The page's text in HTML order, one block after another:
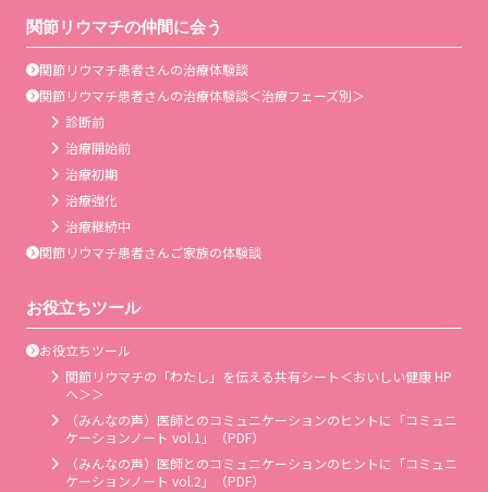
関節リウマチの仲間に会う
関節リウマチ患者さんの治療体験談
関節リウマチ患者さんの治療体験談＜治療フェーズ別＞
診断前
治療開始前
治療初期
治療強化
治療継続中
関節リウマチ患者さんご家族の体験談
お役立ちツール
お役立ちツール
関節リウマチの「わたし」を伝える共有シート＜おいしい健康 HP
へ＞＞
（みんなの声）医師とのコミュニケーションのヒントに「コミュニ
ケーションノート vol.1」（PDF）
（みんなの声）医師とのコミュニケーションのヒントに「コミュニ
ケーションノート vol.2」（PDF）